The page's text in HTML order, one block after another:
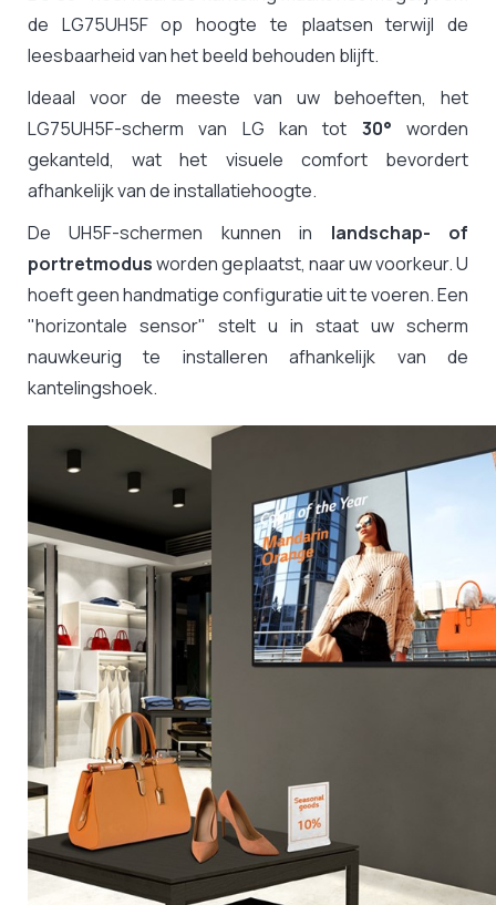
de LG75UH5F op hoogte te plaatsen terwijl de
leesbaarheid van het beeld behouden blijft.
Ideaal voor de meeste van uw behoeften, het
LG75UH5F-scherm van LG kan tot 30° worden
gekanteld, wat het visuele comfort bevordert
afhankelijk van de installatiehoogte.
De UH5F-schermen kunnen in landschap- of
portretmodusworden geplaatst, naar uw voorkeur. U
hoeft geen handmatige configuratie uit te voeren. Een
"horizontale sensor" stelt u in staat uw scherm
nauwkeurig te installeren afhankelijk van de
kantelingshoek.